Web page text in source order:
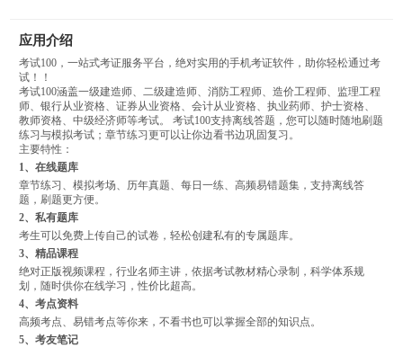
应用介绍
考试100，一站式考证服务平台，绝对实用的手机考证软件，助你轻松通过考
试！！
考试100涵盖一级建造师、二级建造师、消防工程师、造价工程师、监理工程
师、银行从业资格、证券从业资格、会计从业资格、执业药师、护士资格、
教师资格、中级经济师等考试。 考试100支持离线答题，您可以随时随地刷题
练习与模拟考试；章节练习更可以让你边看书边巩固复习。
主要特性：
1、在线题库
章节练习、模拟考场、历年真题、每日一练、高频易错题集，支持离线答
题，刷题更方便。
2、私有题库
考生可以免费上传自己的试卷，轻松创建私有的专属题库。
3、精品课程
绝对正版视频课程，行业名师主讲，依据考试教材精心录制，科学体系规
划，随时供你在线学习，性价比超高。
4、考点资料
高频考点、易错考点等你来，不看书也可以掌握全部的知识点。
5、考友笔记